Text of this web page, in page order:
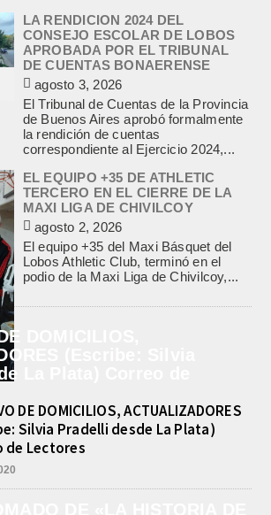
LA RENDICION 2024 DEL
CONSEJO ESCOLAR DE LOBOS
APROBADA POR EL TRIBUNAL
DE CUENTAS BONAERENSE
agosto 3, 2026
El Tribunal de Cuentas de la Provincia
de Buenos Aires aprobó formalmente
la rendición de cuentas
correspondiente al Ejercicio 2024,...
EL EQUIPO +35 DE ATHLETIC
TERCERO EN EL CIERRE DE LA
MAXI LIGA DE CHIVILCOY
agosto 2, 2026
El equipo +35 del Maxi Básquet del
Lobos Athletic Club, terminó en el
podio de la Maxi Liga de Chivilcoy,...
DE DOMICILIOS, ACTUALIZADORES
Silvia Pradelli desde La Plata)
de Lectores